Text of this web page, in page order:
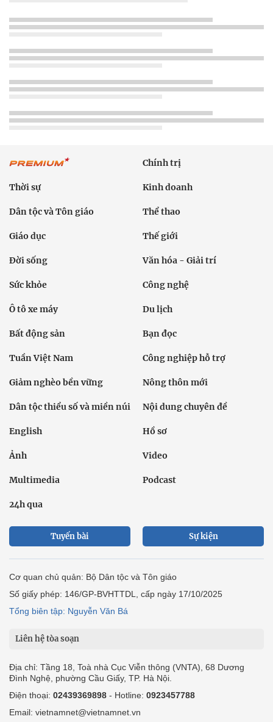
Chính trị
Thời sự Kinh doanh
Dân tộc và Tôn giáo Thể thao
Giáo dục Thế giới
Đời sống Văn hóa - Giải trí
Sức khỏe Công nghệ
Ô tô xe máy Du lịch
Bất động sản Bạn đọc
Tuần Việt Nam Công nghiệp hỗ trợ
Giảm nghèo bền vững Nông thôn mới
Dân tộc thiểu số và miền núi Nội dung chuyên đề
English Hồ sơ
Ảnh Video
Multimedia Podcast
24h qua
Tuyến bài Sự kiện
Cơ quan chủ quản: Bộ Dân tộc và Tôn giáo
Số giấy phép: 146/GP-BVHTTDL, cấp ngày 17/10/2025
Tổng biên tập: Nguyễn Văn Bá
Liên hệ tòa soạn
Địa chỉ: Tầng 18, Toà nhà Cục Viễn thông (VNTA), 68 Dương
Đình Nghệ, phường Cầu Giấy, TP. Hà Nội.
Điện thoại: 02439369898 - Hotline: 0923457788
Email: vietnamnet@vietnamnet.vn